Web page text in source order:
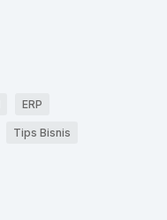
ERP
Tips Bisnis